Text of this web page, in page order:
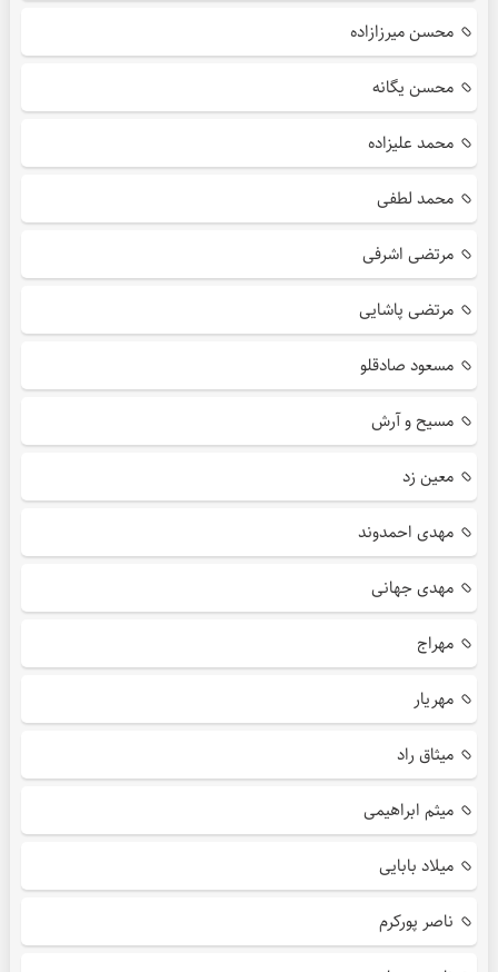
محسن میرزازاده
محسن یگانه
محمد علیزاده
محمد لطفی
مرتضی اشرفی
مرتضی پاشایی
مسعود صادقلو
مسیح و آرش
معین زد
مهدی احمدوند
مهدی جهانی
مهراج
مهریار
میثاق راد
میثم ابراهیمی
میلاد بابایی
ناصر پورکرم